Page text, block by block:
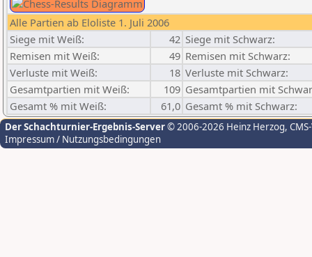
Alle Partien ab Eloliste 1. Juli 2006
Siege mit Weiß:
42 Siege mit Schwarz:
Remisen mit Weiß:
49 Remisen mit Schwarz:
Verluste mit Weiß:
18 Verluste mit Schwarz:
Gesamtpartien mit Weiß:
109 Gesamtpartien mit
Gesamt % mit Weiß:
61,0 Gesamt % mit Schwarz:
Der Schachturnier-Ergebnis-Server© 2006-2026 Heinz Herzog,
Impressum / Nutzungsbedingungen